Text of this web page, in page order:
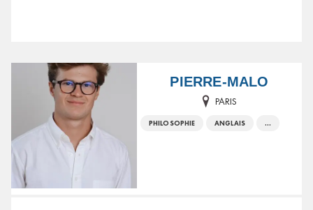
PIERRE-MALO
PARIS
PHILOSOPHIE ANGLAIS ...